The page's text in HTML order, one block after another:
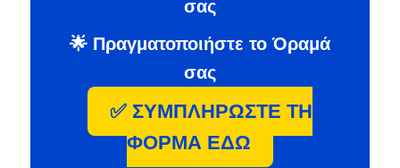
σας
🌟 Πραγματοποιήστε το Όραμά
σας
✅ ΣΥΜΠΛΗΡΩΣΤΕ ΤΗ
ΦΟΡΜΑ ΕΔΩ